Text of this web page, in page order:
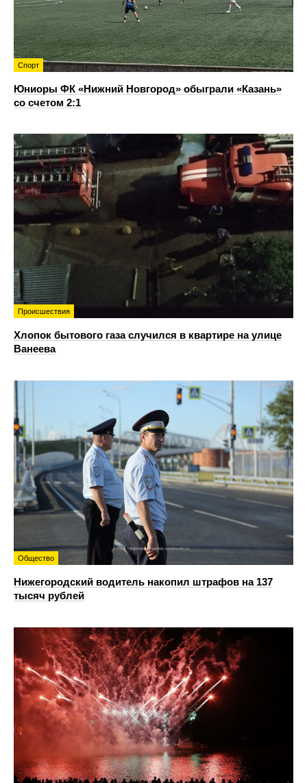
Спорт
Юниоры ФК «Нижний Новгород» обыграли «Казань»
со счетом 2:1
Происшествия
Хлопок бытового газа случился в квартире на улице
Ванеева
Общество
Нижегородский водитель накопил штрафов на 137
тысяч рублей